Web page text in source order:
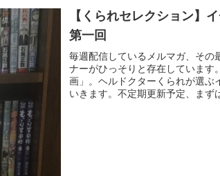
【くられセレクション】
第一回
毎週配信しているメルマガ、その
ナーがひっそりと存在しています
画」。ヘルドクターくられが選ぶ
いきます。不定期更新予定、まず